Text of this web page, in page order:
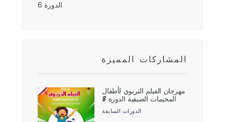
الدورة 6
المشاركات المميزة
مهرجان الفيلم التربوي لأطفال
المخيمات الصيفية الدورة 8
الدورات السابقة